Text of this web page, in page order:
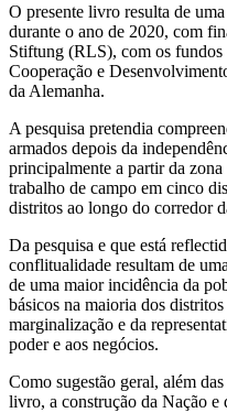
O presente livro resulta de
durante o ano de 2020, com
Stiftung (RLS), com os
Cooperação e
da Alemanha.
A pesquisa pretendia
armados depois da
principalmente a partir da
trabalho de campo em cinco
distritos ao longo do corredor
Da pesquisa e que está
conflitualidade resultam de
de uma maior incidência da
básicos na maioria dos
marginalização e da
poder e aos negócios.
Como sugestão geral, além
livro, a construção da Nação e